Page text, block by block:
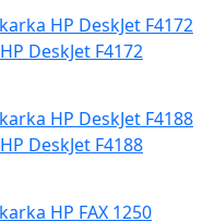
HP DeskJet F4172
HP DeskJet F4188